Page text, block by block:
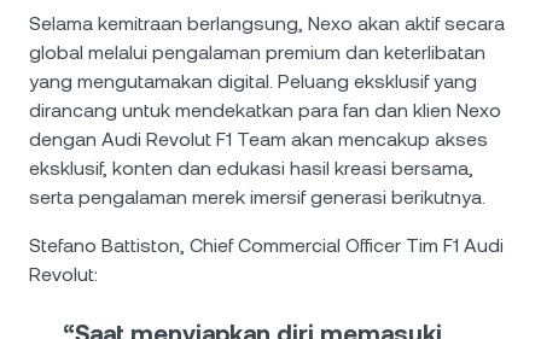
Selama kemitraan berlangsung, Nexo akan aktif secara
global melalui pengalaman premium dan keterlibatan
yang mengutamakan digital. Peluang eksklusif yang
dirancang untuk mendekatkan para fan dan klien Nexo
dengan Audi Revolut F1 Team akan mencakup akses
eksklusif, konten dan edukasi hasil kreasi bersama,
serta pengalaman merek imersif generasi berikutnya.
Stefano Battiston, Chief Commercial Officer Tim F1 Audi
Revolut: